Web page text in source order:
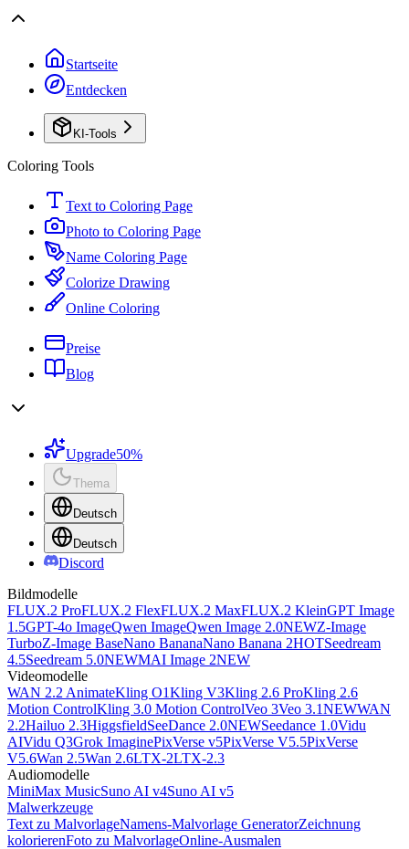
Startseite
Entdecken
KI-Tools
Coloring Tools
Text to Coloring Page
Photo to Coloring Page
Name Coloring Page
Colorize Drawing
Online Coloring
Preise
Blog
Upgrade50%
Thema
Deutsch
Deutsch
Discord
Bildmodelle
FLUX.2 ProFLUX.2 FlexFLUX.2 MaxFLUX.2 KleinGPT Image
1.5GPT-4o ImageQwen ImageQwen Image 2.0NEWZ-Image
TurboZ-Image BaseNano BananaNano Banana 2HOTSeedream
4.5Seedream 5.0NEWMAI Image 2NEW
Videomodelle
WAN 2.2 AnimateKling O1Kling V3Kling 2.6 ProKling 2.6
Motion ControlKling 3.0 Motion ControlVeo 3Veo 3.1NEWWAN
2.2Hailuo 2.3HiggsfieldSeeDance 2.0NEWSeedance 1.0Vidu
AIVidu Q3Grok ImaginePixVerse v5PixVerse V5.5PixVerse
V5.6Wan 2.5Wan 2.6LTX-2LTX-2.3
Audiomodelle
MiniMax MusicSuno AI v4Suno AI v5
Malwerkzeuge
Text zu MalvorlageNamens-Malvorlage GeneratorZeichnung
kolorierenFoto zu MalvorlageOnline-Ausmalen